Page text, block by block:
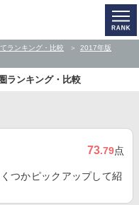
ランキング・比較
2017年版
ランキング・比較
73.79点
つかピックアップして紹